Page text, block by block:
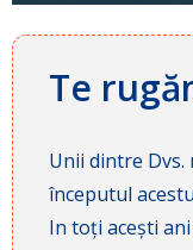
Te
Unii dintre Dvs.
începutul
In toți acești